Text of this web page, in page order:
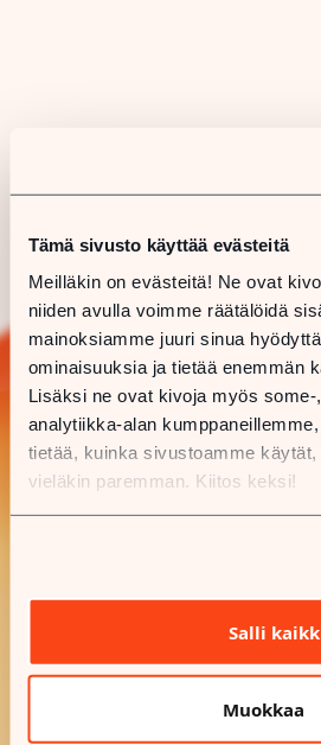
Tämä sivusto käyttää evästeitä
Meilläkin on evästeitä! Ne ovat
niiden avulla voimme räätälöidä
mainoksiamme juuri sinua
ominaisuuksia ja tietää enemmän
Lisäksi ne ovat kivoja myös some-
analytiikka-alan
tietää, kuinka sivustoamme
vieläkin paremman. Kiitos keksi!
Salli
Muokkaa